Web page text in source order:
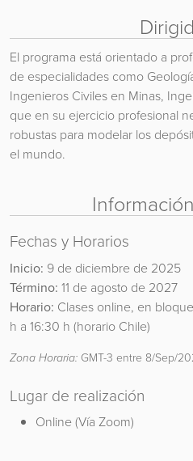
El programa está orientado a
de especialidades como
Ingenieros Civiles en Minas,
que en su ejercicio profesional
robustas para modelar los
el mundo.
Fechas y Horarios
Inicio: 9 de diciembre de 2025
Término: 11 de agosto de 2027
Horario: Clases online, en
h a 16:30 h (horario Chile)
Zona Horaria: GMT-3 entre 8/Sep/
Lugar de realización
Online (Vía Zoom)